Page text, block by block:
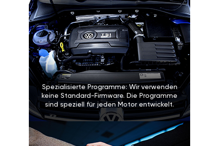
Spezialisierte Programme: Wir verwenden
keine Standard-Firmware. Die Programme
sind speziell für jeden Motor entwickelt.